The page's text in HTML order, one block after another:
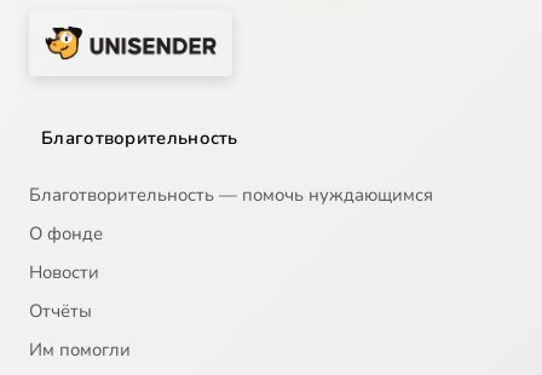
Благотворительность
Благотворительность — помочь нуждающимся
О фонде
Новости
Отчёты
Им помогли